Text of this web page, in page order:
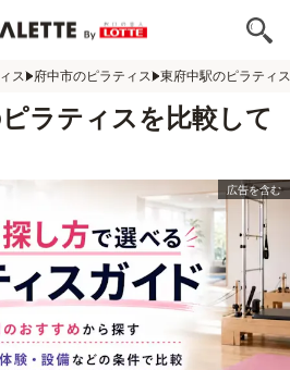
ス 府中市のピラティス 東府中駅のピラティス
ラティスを比較して